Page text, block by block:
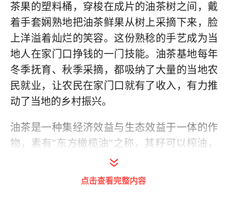
茶果的塑料桶，穿梭在成片的油茶树之间，戴
着手套娴熟地把油茶鲜果从树上采摘下来，脸
上洋溢着灿烂的笑容。这份熟稔的手艺成为当
地人在家门口挣钱的一门技能。油茶基地每年
冬季抚育、秋季采摘，都吸纳了大量的当地农
民就业，让农民在家门口就有了收入，有力推
动了当地的乡村振兴。
油茶是一种集经济效益与生态效益于一体的作
物，素有“东方橄榄油”之称，其籽可以榨油，
茶油色清味香，营养丰富，是优质食用油，很
受市场欢迎。2010年，六安市丰乐源油茶开发
点击查看完整内容